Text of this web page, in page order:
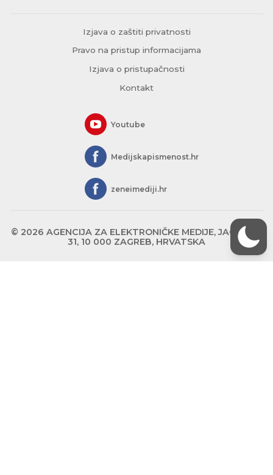
Izjava o zaštiti privatnosti
Pravo na pristup informacijama
Izjava o pristupačnosti
Kontakt
Youtube
Medijskapismenost.hr
zeneimediji.hr
© 2026 AGENCIJA ZA ELEKTRONIČKE MEDIJE, JAGIĆEVA
31, 10 000 ZAGREB, HRVATSKA